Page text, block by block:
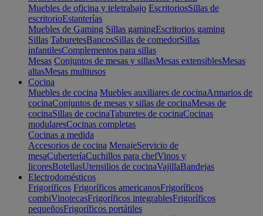
Muebles de oficina y teletrabajo EscritoriosSillas de
escritorioEstanterías
Muebles de Gaming Sillas gamingEscritorios gaming
Sillas TaburetesBancosSillas de comedorSillas
infantilesComplementos para sillas
Mesas Conjuntos de mesas y sillasMesas extensiblesMesas
altasMesas multiusos
Cocina
Muebles de cocina Muebles auxiliares de cocinaArmarios de
cocinaConjuntos de mesas y sillas de cocinaMesas de
cocinaSillas de cocinaTaburetes de cocinaCocinas
modularesCocinas completas
Cocinas a medida
Accesorios de cocina MenajeServicio de
mesaCuberteríaCuchillos para chefVinos y
licoresBotellasUtensilios de cocinaVajillaBandejas
Electrodomésticos
Frigoríficos Frigoríficos americanosFrigoríficos
combiVinotecasFrigoríficos integrablesFrigoríficos
pequeñosFrigoríficos portátiles